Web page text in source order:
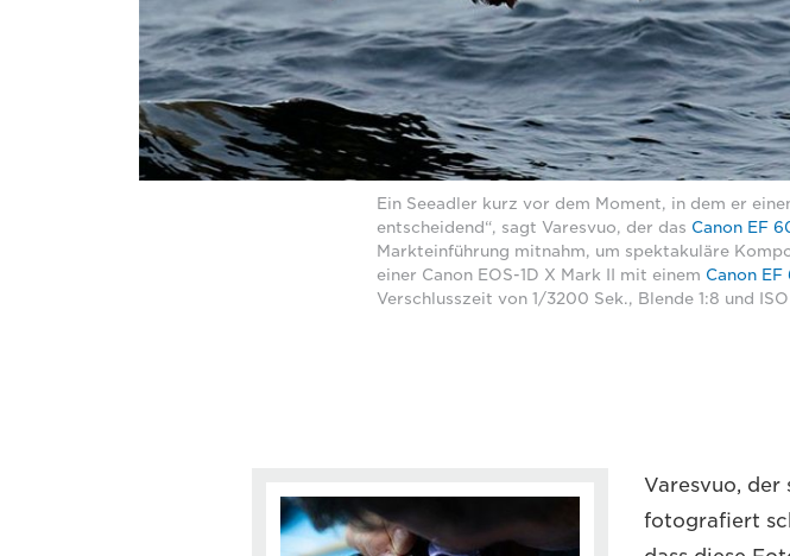
Ein Seeadler kurz vor dem Moment, in dem er
entscheidend“, sagt Varesvuo, der das Canon EF
Markteinführung mitnahm, um spektakuläre
einer Canon EOS-1D X Mark II mit einem Canon
Verschlusszeit von 1/3200 Sek., Blende 1:8 und
Varesvuo,
fotografiert